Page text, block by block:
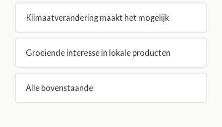
Klimaatverandering maakt het mogelijk
Groeiende interesse in lokale producten
Alle bovenstaande